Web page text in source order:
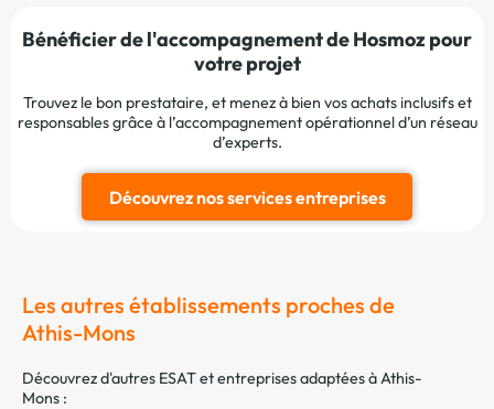
Bénéficier de l'accompagnement de Hosmoz pour
votre projet
Trouvez le bon prestataire, et menez à bien vos achats inclusifs et
responsables grâce à l’accompagnement opérationnel d’un réseau
d’experts.
Découvrez nos services entreprises
Les autres établissements proches de
Athis-Mons
Découvrez d'autres ESAT et entreprises adaptées à Athis-
Mons :